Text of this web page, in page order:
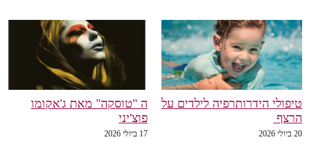
טיפולי הידרותרפיה לילדים על
הרצף
20 ביולי 2026
ה "טוסקה" מאת ג'אקומו
פוצ'יני
17 ביולי 2026